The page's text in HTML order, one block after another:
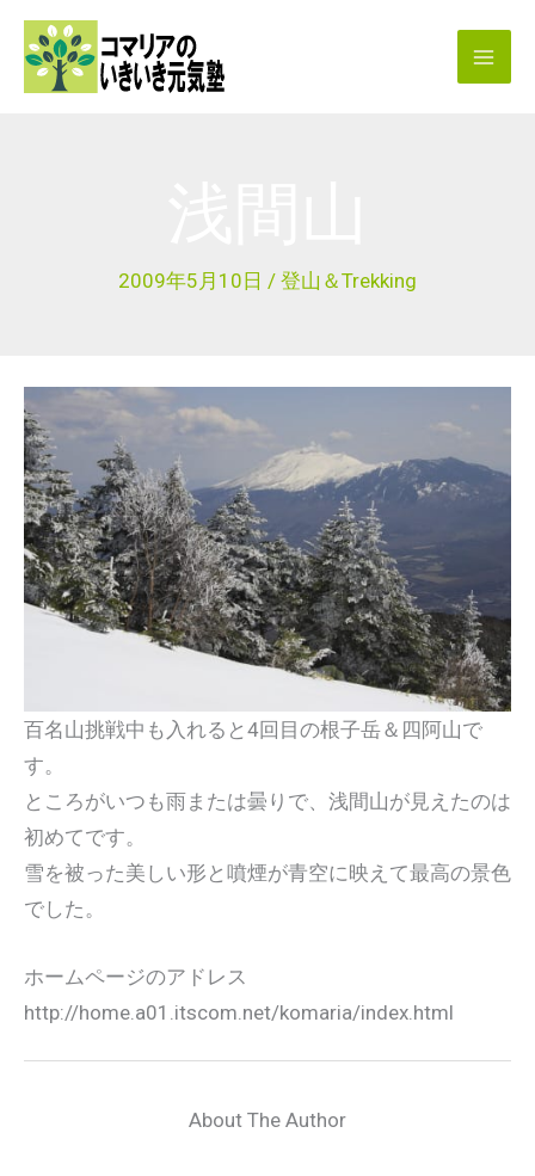
2009年5月10日 / 登山＆Trekking
百名山挑戦中も入れると4回目の根子岳＆四阿山で
す。
ところがいつも雨または曇りで、浅間山が見えたのは
初めてです。
雪を被った美しい形と噴煙が青空に映えて最高の景色
でした。
ホームページのアドレス
http://home.a01.itscom.net/komaria/index.html
About The Author